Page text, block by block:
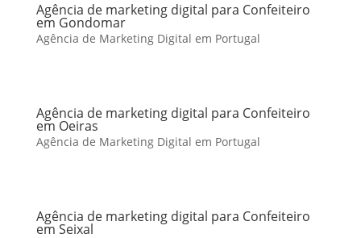
Agência de marketing digital para Confeiteiro
em Gondomar
Agência de Marketing Digital em Portugal
Agência de marketing digital para Confeiteiro
em Oeiras
Agência de Marketing Digital em Portugal
Agência de marketing digital para Confeiteiro
em Seixal